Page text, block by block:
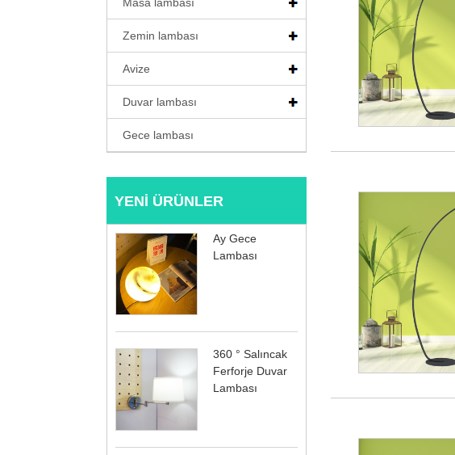
Zemin lambası
Avize
Duvar lambası
Gece lambası
YENI ÜRÜNLER
Ay Gece
Lambası
360 ° Salıncak
Ferforje Duvar
Lambası